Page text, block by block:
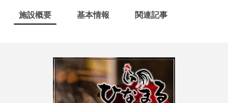
施設概要 基本情報 関連記事